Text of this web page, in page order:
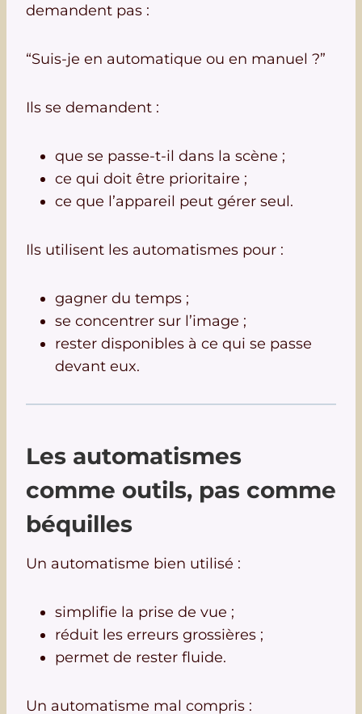
demandent pas :
“Suis-je en automatique ou en manuel ?”
Ils se demandent :
que se passe-t-il dans la scène ;
ce qui doit être prioritaire ;
ce que l’appareil peut gérer seul.
Ils utilisent les automatismes pour :
gagner du temps ;
se concentrer sur l’image ;
rester disponibles à ce qui se passe
devant eux.
Les automatismes
comme outils, pas comme
béquilles
Un automatisme bien utilisé :
simplifie la prise de vue ;
réduit les erreurs grossières ;
permet de rester fluide.
Un automatisme mal compris :